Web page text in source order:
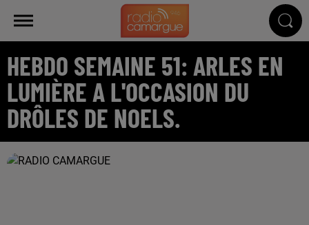
HEBDO SEMAINE 51: ARLES EN
LUMIÈRE A L'OCCASION DU
DRÔLES DE NOELS.